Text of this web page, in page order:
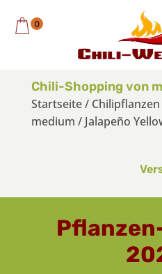
0
Chili-Shopping von
Startseite/ Chilipflanzen
medium / Jalapeño